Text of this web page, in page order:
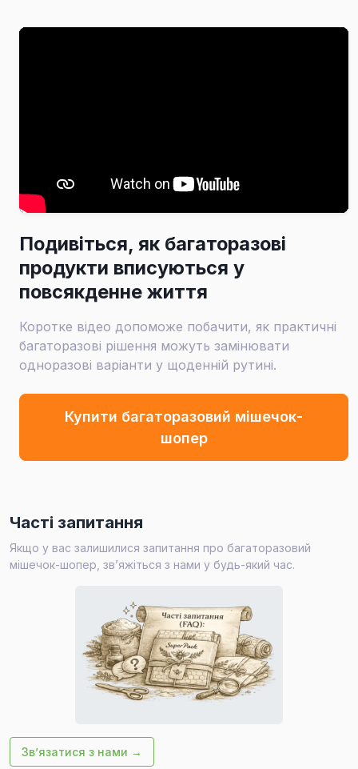
Подивіться, як багаторазові
продукти вписуються у
повсякденне життя
Коротке відео допоможе побачити, як практичні
багаторазові рішення можуть замінювати
одноразові варіанти у щоденній рутині.
Купити багаторазовий мішечок-
шопер
Часті запитання
Якщо у вас залишилися запитання про багаторазовий
мішечок-шопер, зв’яжіться з нами у будь-який час.
Зв’язатися з нами →